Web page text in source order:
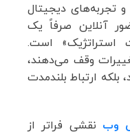
تجربه‌های دیجیتال
آنلاین صرفاً یک
استراتژیک» است.
وقف می‌دهند،
ارتباط بلندمدت
وب نقشی فراتر از